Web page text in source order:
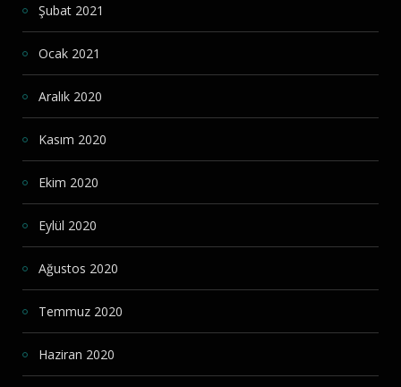
Şubat 2021
Ocak 2021
Aralık 2020
Kasım 2020
Ekim 2020
Eylül 2020
Ağustos 2020
Temmuz 2020
Haziran 2020